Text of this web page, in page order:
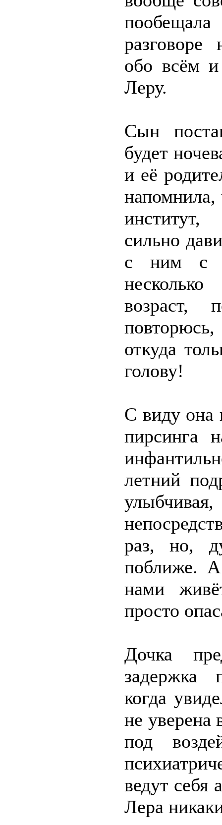
разговоре
обо всём и
Леру.
Сын
будет
и её
напомнила,
сильно
с ним с
откуда
голову!
С виду она
пирсинга
летний
раз, но,
поближе.
нами
просто
Дочка
задержка
когда
не уверена
под
ведут себя
Лера